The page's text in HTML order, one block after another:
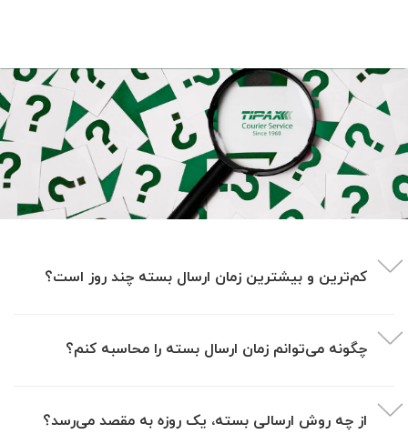
کم‎‌ترین و بیشترین زمان ارسال بسته چند روز است؟
چگونه می‌توانم زمان ارسال بسته را محاسبه کنم؟
از چه روش ارسالی بسته، یک روزه به مقصد می‌رسد؟